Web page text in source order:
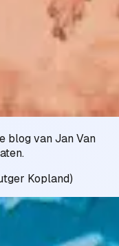
blog van Jan Van
Kopland)